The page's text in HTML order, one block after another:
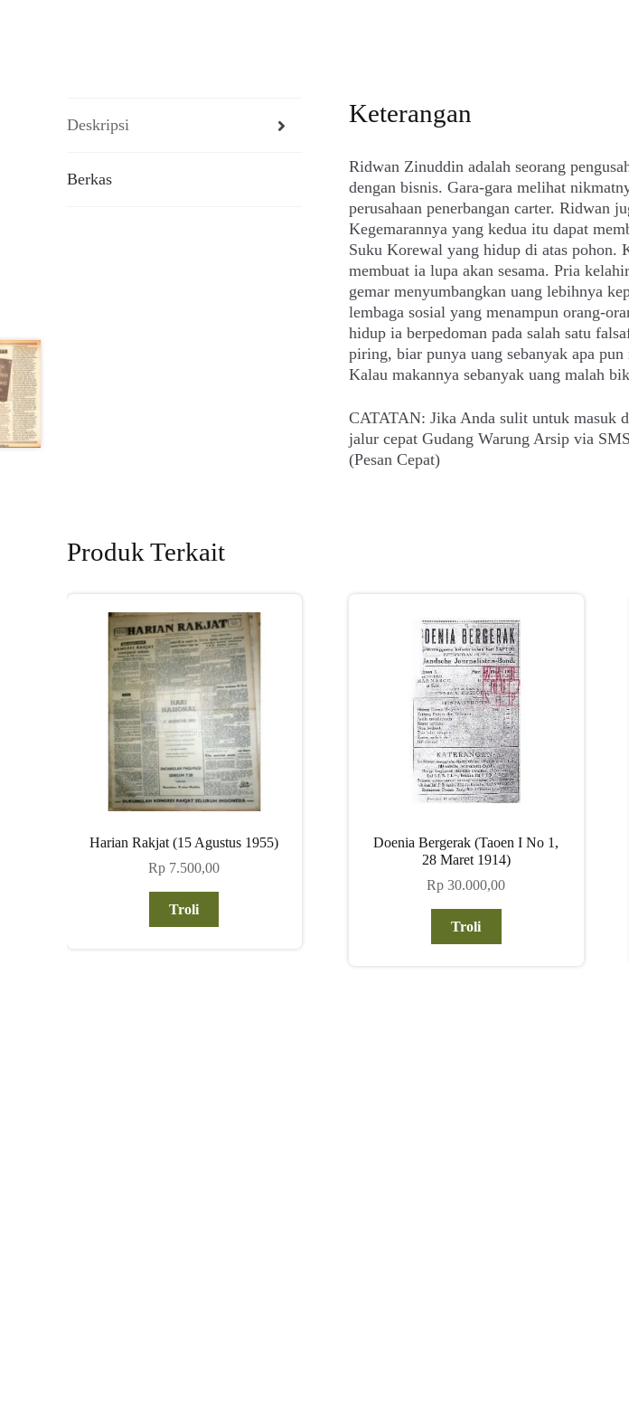
Deskripsi
Berkas
Keterangan
Ridwan Zinuddin adalah seorang
dengan bisnis. Gara-gara melihat
perusahaan penerbangan carter. Ridwan
Kegemarannya yang kedua itu dapat
Suku Korewal yang hidup di atas pohon.
membuat ia lupa akan sesama. Pria
gemar menyumbangkan uang lebihnya
lembaga sosial yang menampun orang-
hidup ia berpedoman pada salah satu
piring, biar punya uang sebanyak apa
Kalau makannya sebanyak uang malah
CATATAN: Jika Anda sulit untuk masuk
jalur cepat Gudang Warung Arsip via
(Pesan Cepat)
Produk Terkait
Harian Rakjat (15 Agustus 1955)
Rp 7.500,00
Troli
Doenia Bergerak (Taoen I No 1,
28 Maret 1914)
Rp 30.000,00
Troli